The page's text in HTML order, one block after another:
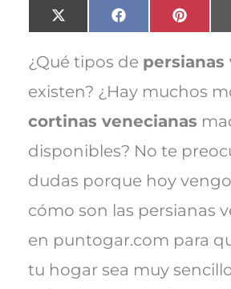
Compartir
en
X
(
w
i
t
t
e
r
Compartir
en
F
a
e
b
o
o
en
P
i
t
e
e
t
¿Qué tipos de persianas
existen? ¿Hay muchos
cortinas venecianas
disponibles? No te
dudas porque hoy
cómo son las persianas
en puntogar.com para
tu hogar sea muy